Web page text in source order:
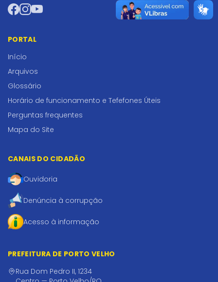
Facebook
Instagram
YouTube
PORTAL
Início
Arquivos
Glossário
Horário de funcionamento e Tefefones Úteis
Perguntas frequentes
Mapa do Site
CANAIS DO CIDADÃO
Ouvidoria
Denúncia à corrupção
Acesso à informação
PREFEITURA DE PORTO VELHO
Rua Dom Pedro II, 1234